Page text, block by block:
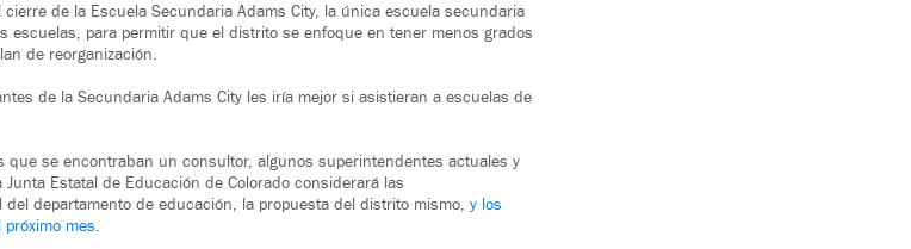
de la Escuela Secundaria Adams City, la única escuela secundaria
escuelas, para permitir que el distrito se enfoque en tener menos grados
de reorganización.
de la Secundaria Adams City les iría mejor si asistieran a escuelas de
que se encontraban un consultor, algunos superintendentes actuales y
Estatal de Educación de Colorado considerará las
departamento de educación, la propuesta del distrito mismo, y los
mes.